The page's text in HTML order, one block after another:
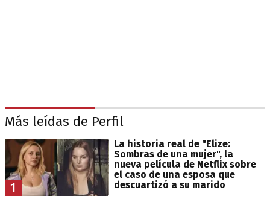
Más leídas de Perfil
1
La historia real de "Elize:
Sombras de una mujer", la
nueva película de Netflix sobre
el caso de una esposa que
descuartizó a su marido